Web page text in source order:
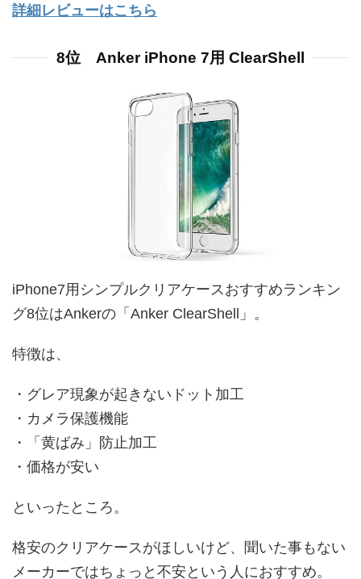
詳細レビューはこちら
8位 Anker iPhone 7用 ClearShell
iPhone7用シンプルクリアケースおすすめランキン
グ8位はAnkerの「Anker ClearShell」。
特徴は、
・グレア現象が起きないドット加工
・カメラ保護機能
・「黄ばみ」防止加工
・価格が安い
といったところ。
格安のクリアケースがほしいけど、聞いた事もない
メーカーではちょっと不安という人におすすめ。